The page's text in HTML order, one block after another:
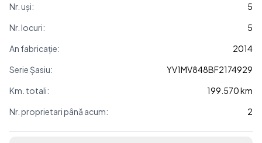
Nr. uși:
5
Nr. locuri:
5
An fabricație:
2014
Serie Șasiu:
YV1MV848BF2174929
Km. totali:
199.570 km
Nr. proprietari până acum:
2